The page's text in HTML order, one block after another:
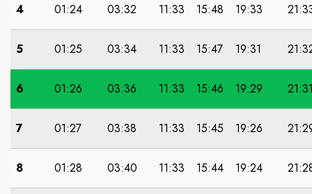
4 01:24 03:32 11:33 15:48 19:33
5 01:25 03:34 11:33 15:47 19:31
6 01:26 03:36 11:33 15:46 19:29
7 01:27 03:38 11:33 15:45 19:26
8 01:28 03:40 11:33 15:44 19:24